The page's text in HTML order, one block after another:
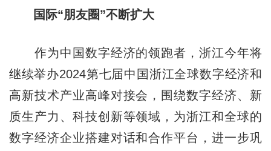
国际“朋友圈”不断扩大
作为中国数字经济的领跑者，浙江今年将
继续举办2024第七届中国浙江全球数字经济和
高新技术产业高峰对接会，围绕数字经济、新
质生产力、科技创新等领域，为浙江和全球的
数字经济企业搭建对话和合作平台，进一步巩